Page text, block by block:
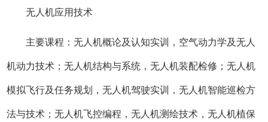
无人机应用技术
主要课程：无人机概论及认知实训，空气动力学及无人
机动力技术；无人机结构与系统，无人机装配检修；无人机
模拟飞行及任务规划，无人机驾驶实训，无人机智能巡检方
法与技术；无人机飞控编程，无人机测绘技术，无人机植保